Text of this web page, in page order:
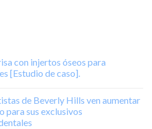
con injertos óseos para
[Estudio de caso].
de Beverly Hills ven aumentar
para sus exclusivos